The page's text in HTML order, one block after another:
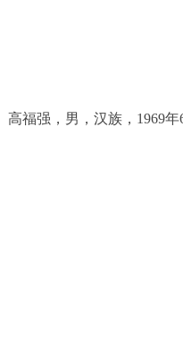
高福强，男，汉族，1969